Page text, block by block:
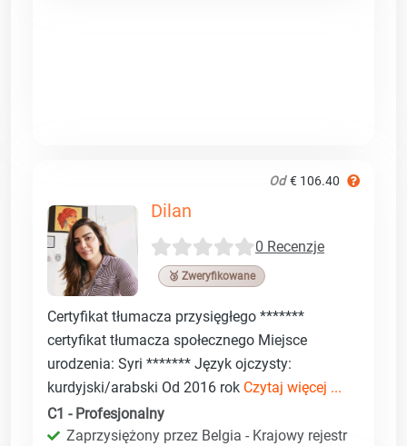
Od € 106.40
Dilan
0 Recenzje
🥉 Zweryfikowane
Certyfikat tłumacza przysięgłego *******
certyfikat tłumacza społecznego Miejsce
urodzenia: Syri ******* Język ojczysty:
kurdyjski/arabski Od 2016 rok Czytaj więcej ...
C1 - Profesjonalny
Zaprzysiężony przez Belgia - Krajowy rejestr